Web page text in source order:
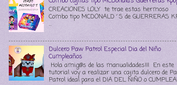
CREACIONES LOLY te trae estas hermoso
Combo tipo MCDONALD´S de GUERRERAS
...
Dulcero Paw Patrol Especial Dia del Niño
Cumpleaños
Hola amig@s de las manualidades!!! En este
tutorial voy a realizar una cajita dulcero de
Patrol ideal para el DIA DEL NIÑO o